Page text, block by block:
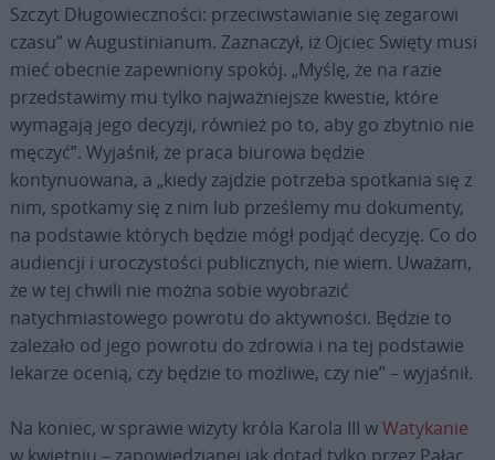
Szczyt Długowieczności: przeciwstawianie się zegarowi
czasu” w Augustinianum. Zaznaczył, iż Ojciec Swięty musi
mieć obecnie zapewniony spokój. „Myślę, że na razie
przedstawimy mu tylko najważniejsze kwestie, które
wymagają jego decyzji, również po to, aby go zbytnio nie
męczyć”. Wyjaśnił, że praca biurowa będzie
kontynuowana, a „kiedy zajdzie potrzeba spotkania się z
nim, spotkamy się z nim lub prześlemy mu dokumenty,
na podstawie których będzie mógł podjąć decyzję. Co do
audiencji i uroczystości publicznych, nie wiem. Uważam,
że w tej chwili nie można sobie wyobrazić
natychmiastowego powrotu do aktywności. Będzie to
zależało od jego powrotu do zdrowia i na tej podstawie
lekarze ocenią, czy będzie to możliwe, czy nie” – wyjaśnił.
Na koniec, w sprawie wizyty króla Karola III wWatykanie